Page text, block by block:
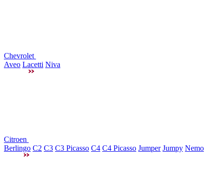
Chevrolet
Aveo Lacetti Niva
Citroen
Berlingo C2 C3 C3 Picasso C4 C4 Picasso Jumper Jumpy Nemo